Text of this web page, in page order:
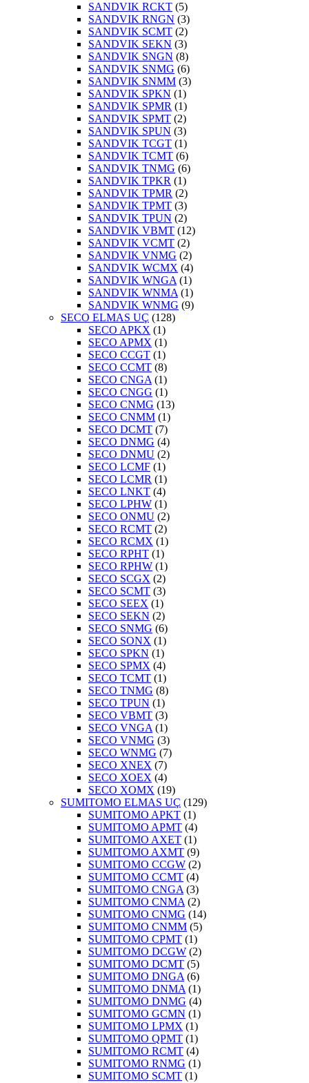
SANDVIK RCKT (5)
SANDVIK RNGN (3)
SANDVIK SCMT (2)
SANDVIK SEKN (3)
SANDVIK SNGN (8)
SANDVIK SNMG (6)
SANDVIK SNMM (3)
SANDVIK SPKN (1)
SANDVIK SPMR (1)
SANDVIK SPMT (2)
SANDVIK SPUN (3)
SANDVIK TCGT (1)
SANDVIK TCMT (6)
SANDVIK TNMG (6)
SANDVIK TPKR (1)
SANDVIK TPMR (2)
SANDVIK TPMT (3)
SANDVIK TPUN (2)
SANDVIK VBMT (12)
SANDVIK VCMT (2)
SANDVIK VNMG (2)
SANDVIK WCMX (4)
SANDVIK WNGA (1)
SANDVIK WNMA (1)
SANDVIK WNMG (9)
SECO ELMAS UÇ (128)
SECO APKX (1)
SECO APMX (1)
SECO CCGT (1)
SECO CCMT (8)
SECO CNGA (1)
SECO CNGG (1)
SECO CNMG (13)
SECO CNMM (1)
SECO DCMT (7)
SECO DNMG (4)
SECO DNMU (2)
SECO LCMF (1)
SECO LCMR (1)
SECO LNKT (4)
SECO LPHW (1)
SECO ONMU (2)
SECO RCMT (2)
SECO RCMX (1)
SECO RPHT (1)
SECO RPHW (1)
SECO SCGX (2)
SECO SCMT (3)
SECO SEEX (1)
SECO SEKN (2)
SECO SNMG (6)
SECO SONX (1)
SECO SPKN (1)
SECO SPMX (4)
SECO TCMT (1)
SECO TNMG (8)
SECO TPUN (1)
SECO VBMT (3)
SECO VNGA (1)
SECO VNMG (3)
SECO WNMG (7)
SECO XNEX (7)
SECO XOEX (4)
SECO XOMX (19)
SUMITOMO ELMAS UÇ (129)
SUMITOMO APKT (1)
SUMITOMO APMT (4)
SUMITOMO AXET (1)
SUMITOMO AXMT (9)
SUMITOMO CCGW (2)
SUMITOMO CCMT (4)
SUMITOMO CNGA (3)
SUMITOMO CNMA (2)
SUMITOMO CNMG (14)
SUMITOMO CNMM (5)
SUMITOMO CPMT (1)
SUMITOMO DCGW (2)
SUMITOMO DCMT (5)
SUMITOMO DNGA (6)
SUMITOMO DNMA (1)
SUMITOMO DNMG (4)
SUMITOMO GCMN (1)
SUMITOMO LPMX (1)
SUMITOMO QPMT (1)
SUMITOMO RCMT (4)
SUMITOMO RNMG (1)
SUMITOMO SCMT (1)